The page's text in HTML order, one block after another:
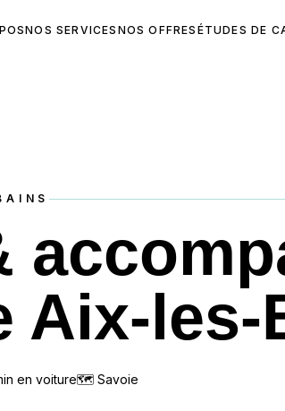
NOS SERVICES NOS OFFRES ÉTUDES DE
Aix-les-
en voiture🗺 Savoie